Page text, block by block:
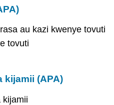
au kazi kwenye tovuti
tovuti
kijamii (APA)
kijamii